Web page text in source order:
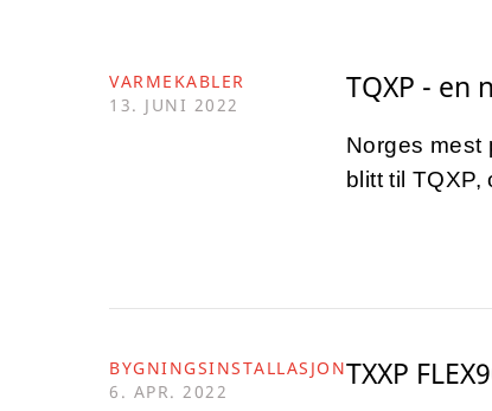
VARMEKABLER
13. JUNI 2022
TQXP - en
Norges mest
blitt til
BYGNINGSINSTALLASJON
6. APR. 2022
TXXP